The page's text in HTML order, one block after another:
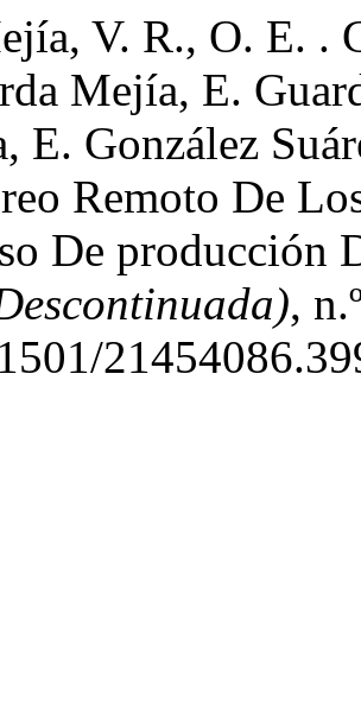
V. R., O. E. .
Mejía, E.
E. González
Remoto De
De producción
,